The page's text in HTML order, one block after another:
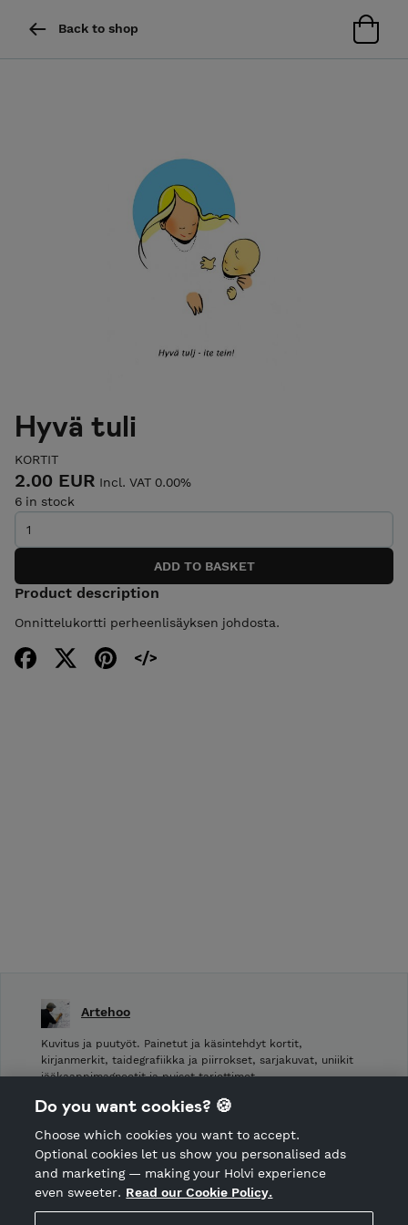
Back to shop
Hyvä tuli
KORTIT
2.00 EUR Incl. VAT 0.00%
6 in stock
Product description
Onnittelukortti perheenlisäyksen johdosta.
Hosted by Holvi
Artehoo
Kuvitus ja puutyöt. Painetut ja käsintehdyt kortit,
kirjanmerkit, taidegrafiikka ja piirrokset, sarjakuvat, uniikit
jääkaappimagneetit ja puiset tarjottimet.
Shop Terms and Conditions
CANCEL ORDER
Do you want cookies? 🍪
Choose which cookies you want to accept.
Optional cookies let us show you personalised ads
and marketing — making your Holvi experience
even sweeter. Read our Cookie Policy.